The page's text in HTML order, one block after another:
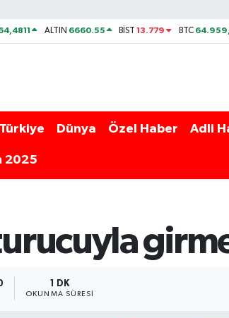
ALTIN 6660.55 BİST13.779 BTC
Türkiye Dünya Özel Haber Adli
2025
1 DK
OKUNMA SÜRESI